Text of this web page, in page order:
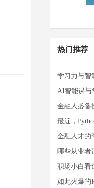
热门推荐
学习力与智
AI智能课与
金融人必备
最近，
金融人才的
哪些从业者
职场小白看
如此火爆的